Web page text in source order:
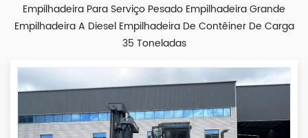
Empilhadeira Para Serviço Pesado Empilhadeira Grande
Empilhadeira A Diesel Empilhadeira De Contêiner De Carga
35 Toneladas